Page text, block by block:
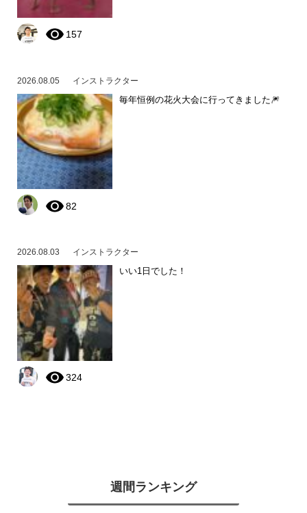
157
2026.08.05 インストラクター
毎年恒例の花火大会に行ってきました🎆
82
2026.08.03 インストラクター
いい1日でした！
324
週間ランキング